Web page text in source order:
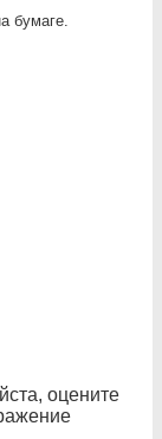
бумаге.
оцените